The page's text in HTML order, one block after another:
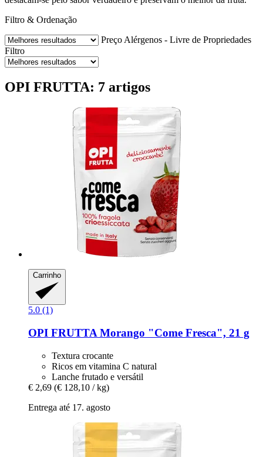
Filtro & Ordenação
Preço Alérgenos - Livre de Propriedades
Filtro
OPI FRUTTA: 7 artigos
Carrinho
5.0 (1)
OPI FRUTTA Morango "Come Fresca", 21 g
Textura crocante
Ricos em vitamina C natural
Lanche frutado e versátil
€ 2,69 (€ 128,10 / kg)
Entrega até 17. agosto